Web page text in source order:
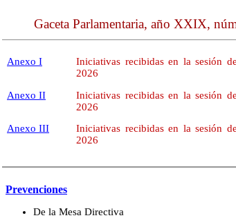
Gaceta Parlamentaria, año XXIX,
Anexo I
Iniciativas recibidas en la sesión
2026
Anexo II
Iniciativas recibidas en la sesión
2026
Anexo III
Iniciativas recibidas en la sesión
2026
Prevenciones
De la Mesa Directiva